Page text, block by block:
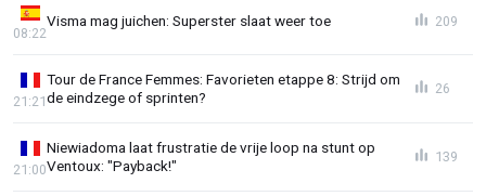
Visma mag juichen: Superster slaat weer toe
08:22
209
Tour de France Femmes: Favorieten etappe 8: Strijd om
de eindzege of sprinten?
21:21
26
Niewiadoma laat frustratie de vrije loop na stunt op
Ventoux: "Payback!"
21:00
139